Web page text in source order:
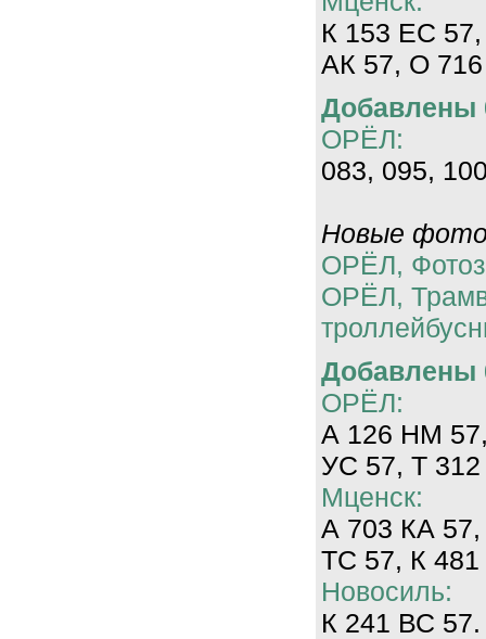
К 153 ЕС
АК 57, О
Добавлены
ОРЁЛ:
083, 095,
Новые
ОРЁЛ,
ОРЁЛ,
Добавлены
ОРЁЛ:
А 126 НМ
УС 57, Т
Мценск:
А 703 КА
ТС 57, К
Новосиль:
К 241 ВС 57.